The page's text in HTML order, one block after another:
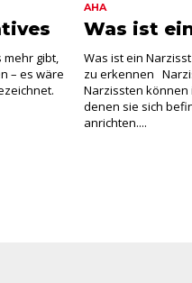
mehr gibt,
– es wäre
AHA
Was ist
Was ist ein
zu erkennen
Narzissten können
denen sie sich
anrichten....